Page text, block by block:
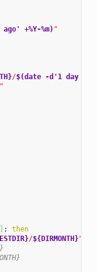
+%Y-%m) "
/$(date -d'1 day ago'
"
; then
/${DIRMONTH}"